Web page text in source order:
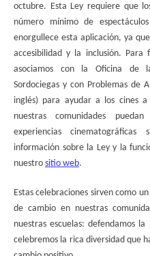
octubre. Esta Ley requiere que
número mínimo de
enorgullece esta aplicación, ya
accesibilidad y la inclusión.
asociamos con la Oficina de
Sordociegas y con Problemas de
inglés) para ayudar a los cines
nuestras comunidades
experiencias
información sobre la Ley y la
nuestro sitio web.
Estas celebraciones sirven como
de cambio en nuestras
nuestras escuelas: defendamos
celebremos la rica diversidad que